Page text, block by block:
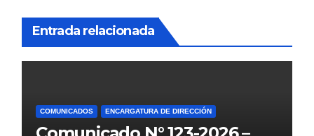
Entrada relacionada
COMUNICADOS ENCARGATURA DE DIRECCIÓN